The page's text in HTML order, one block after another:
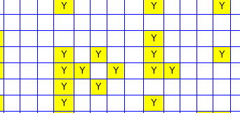
Y Y Y
Y
Y Y Y Y
Y Y Y Y Y
Y Y
Y Y